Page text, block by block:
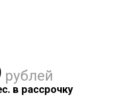
рублей
в рассрочку